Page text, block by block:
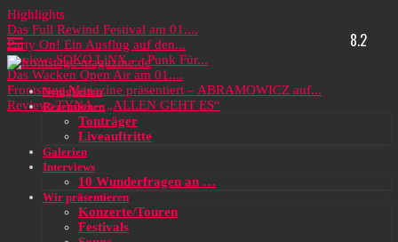
Highlights
Das Full Rewind Festival am 01....
Party On! Ein Ausflug auf den...
Review: SOKO LiNX – „Punk Für...
Das Wacken Open Air am 01....
Frontstage Magazine präsentiert – ABRAMOWICZ auf...
Review: TYNA – „ALLEN GEHT ES“
Neuigkeiten
Rezensionen
Tonträger
Liveauftritte
Galerien
Interviews
10 Wunderfragen an …
Wir präsentieren
Konzerte/Touren
Festivals
8.2